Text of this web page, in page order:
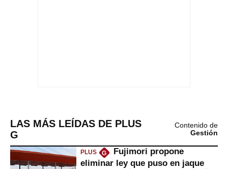
LAS MÁS LEÍDAS DE PLUS
G
Contenido de
Gestión
PLUS G
Fujimori propone
eliminar ley que puso en jaque